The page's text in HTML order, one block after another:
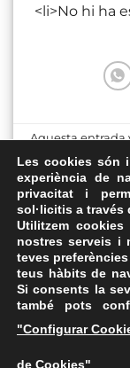
<li>No hi ha
Aquesta entrada
Enllaç
Plaça dels Alls
Les cookies són
experiència de
privacitat i
sol·licitis a través
Utilitzem
nostres serveis i
teves
teus hàbits de
Si consents la
també pots
"Configurar
de Cookies"